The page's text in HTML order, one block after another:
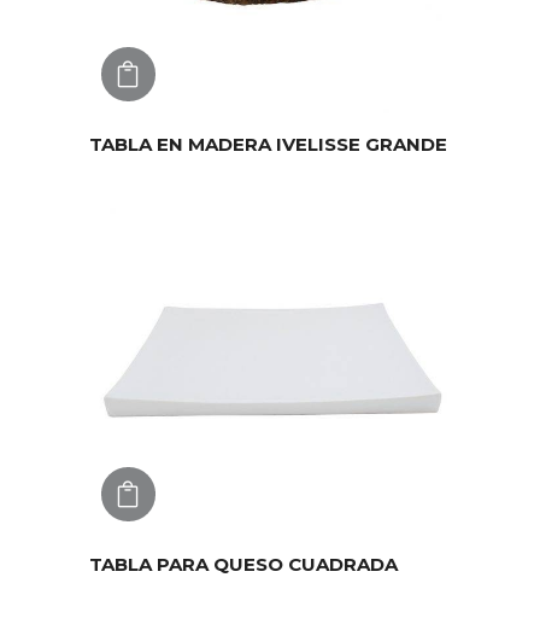
TABLA EN MADERA IVELISSE GRANDE
TABLA PARA QUESO CUADRADA